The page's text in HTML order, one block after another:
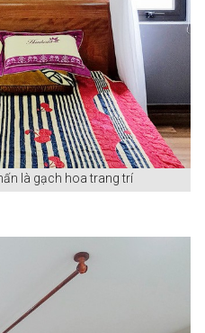
là gạch hoa trang trí